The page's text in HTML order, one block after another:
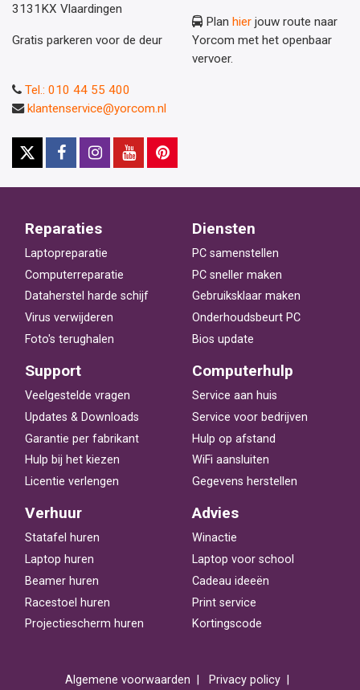
3131KX Vlaardingen
Gratis parkeren voor de deur
Plan hier jouw route naar
Yorcom met het openbaar
vervoer.
Tel.: 010 44 55 400
klantenservice@yorcom.nl
Reparaties
Laptopreparatie
Computerreparatie
Dataherstel harde schijf
Virus verwijderen
Foto's terughalen
Diensten
PC samenstellen
PC sneller maken
Gebruiksklaar maken
Onderhoudsbeurt PC
Bios update
Support
Veelgestelde vragen
Updates & Downloads
Garantie per fabrikant
Hulp bij het kiezen
Licentie verlengen
Computerhulp
Service aan huis
Service voor bedrijven
Hulp op afstand
WiFi aansluiten
Gegevens herstellen
Verhuur
Statafel huren
Laptop huren
Beamer huren
Racestoel huren
Projectiescherm huren
Advies
Winactie
Laptop voor school
Cadeau ideeën
Print service
Kortingscode
Algemene voorwaarden Privacy policy